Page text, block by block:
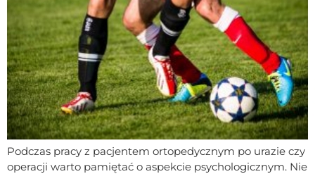
Podczas pracy z pacjentem ortopedycznym po urazie czy
operacji warto pamiętać o aspekcie psychologicznym. Nie